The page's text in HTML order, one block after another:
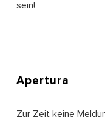
sein!
Apertura
Zur Zeit keine